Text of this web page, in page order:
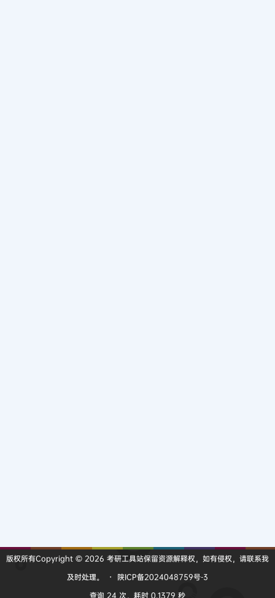
版权所有Copyright © 2026 考研工具站保留资源解释权，如有侵权，请联系我
及时处理。
・
陕ICP备2024048759号-3
查询 24 次，耗时 0.1379 秒